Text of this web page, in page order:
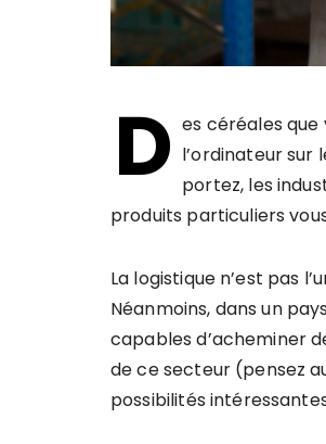
D es céréales
l’ordinateur sur
portez, les
produits particuliers
La logistique n’est pas
Néanmoins, dans un
capables d’acheminer
de ce secteur (pensez
possibilités